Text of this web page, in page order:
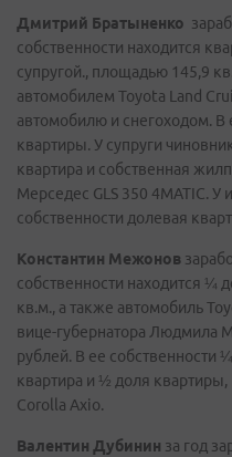
Дмитрий Братыненко
собственности находится
супругой., площадью 145,9
автомобилем Toyota Land
автомобилю и снегоходом. В
квартиры. У супруги
квартира и собственная
Мерседес GLS 350 4MATIC. У
собственности долевая
Константин Межонов
собственности находится ¼
кв.м., а также автомобиль
вице-губернатора Людмила
рублей. В ее собственности
квартира и ½ доля
Corolla Axio.
Валентин Дубинин за год